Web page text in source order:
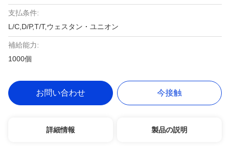
支払条件:
L/C,D/P,T/T,ウェスタン・ユニオン
補給能力:
1000個
お問い合わせ 今接触
詳細情報 製品の説明